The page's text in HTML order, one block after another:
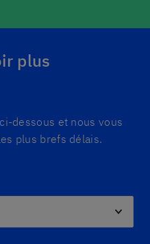
plus
dessous et nous vous
plus brefs délais.